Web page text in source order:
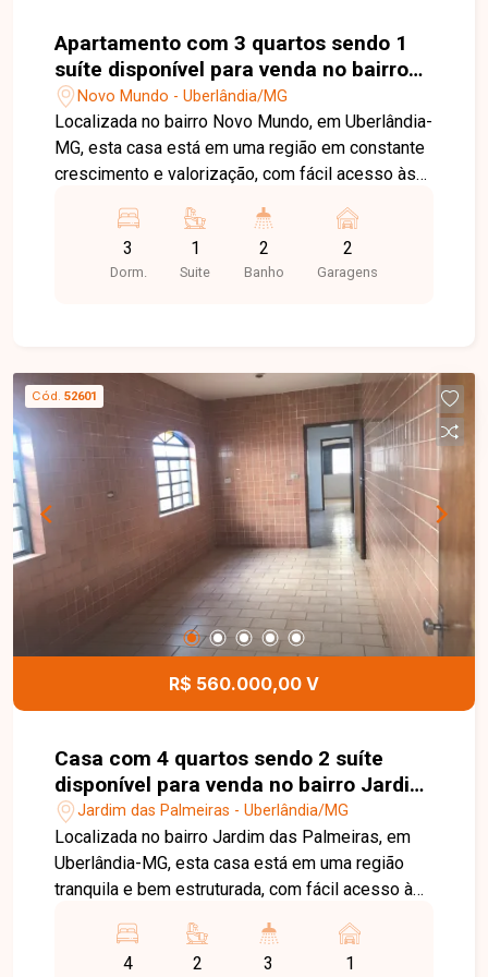
Apartamento com 3 quartos sendo 1
suíte disponível para venda no bairro
Novo Mundo em Uberlândia-MG
Novo Mundo - Uberlândia/MG
Localizada no bairro Novo Mundo, em Uberlândia-
MG, esta casa está em uma região em constante
crescimento e valorização, com fácil acesso às
supermercados, escolas, farmácias, comércios e
diversos serviços, proporcionando praticidade e
qualidade de vida para toda a família. O imóvel
área de serviço, varanda gourmet com
churrasqueira, quintal ideal para momentos de
lazer e 02 vagas de garagem. Os ambientes são
bem distribuídos, oferecendo conforto,
funcionalidade e excelente aproveitamento dos
para quem busca um imóvel moderno, com área
gourmet e ótima localização no bairro Novo
Mundo. Agende uma visita e venha conhecer
todos os detalhes desta casa.
3
Dorm.
1
Suite
2
Banho
2
Garagens
Cód. 52601
R$ 560.000,00 V
Casa com 4 quartos sendo 2 suíte
disponível para venda no bairro Jardim
das Palmeiras em Uberlândia-MG
Jardim das Palmeiras - Uberlândia/MG
Localizada no bairro Jardim das Palmeiras, em
Uberlândia-MG, esta casa está em uma região
tranquila e bem estruturada, com fácil acesso às
supermercados, escolas, farmácias, comércios e
diversos serviços, proporcionando praticidade e
4 2 3 1